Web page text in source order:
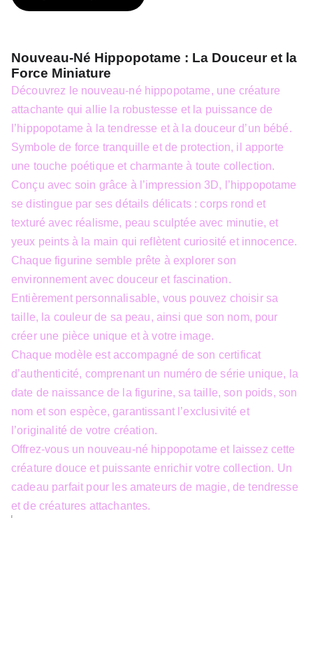
Nouveau-Né Hippopotame : La Douceur et la
Force Miniature
Découvrez le nouveau-né hippopotame, une créature
attachante qui allie la robustesse et la puissance de
l’hippopotame à la tendresse et à la douceur d’un bébé.
Symbole de force tranquille et de protection, il apporte
une touche poétique et charmante à toute collection.
Conçu avec soin grâce à l’impression 3D, l’hippopotame
se distingue par ses détails délicats : corps rond et
texturé avec réalisme, peau sculptée avec minutie, et
yeux peints à la main qui reflètent curiosité et innocence.
Chaque figurine semble prête à explorer son
environnement avec douceur et fascination.
Entièrement personnalisable, vous pouvez choisir sa
taille, la couleur de sa peau, ainsi que son nom, pour
créer une pièce unique et à votre image.
Chaque modèle est accompagné de son certificat
d’authenticité, comprenant un numéro de série unique, la
date de naissance de la figurine, sa taille, son poids, son
nom et son espèce, garantissant l’exclusivité et
l’originalité de votre création.
Offrez-vous un nouveau-né hippopotame et laissez cette
créature douce et puissante enrichir votre collection. Un
cadeau parfait pour les amateurs de magie, de tendresse
et de créatures attachantes.